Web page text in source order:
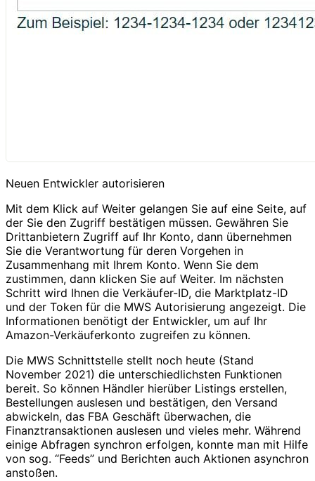
Neuen Entwickler autorisieren
Mit dem Klick auf Weiter gelangen Sie auf eine Seite, auf
der Sie den Zugriff bestätigen müssen. Gewähren Sie
Drittanbietern Zugriff auf Ihr Konto, dann übernehmen
Sie die Verantwortung für deren Vorgehen in
Zusammenhang mit Ihrem Konto. Wenn Sie dem
zustimmen, dann klicken Sie auf Weiter. Im nächsten
Schritt wird Ihnen die Verkäufer-ID, die Marktplatz-ID
und der Token für die MWS Autorisierung angezeigt. Die
Informationen benötigt der Entwickler, um auf Ihr
Amazon-Verkäuferkonto zugreifen zu können.
Die MWS Schnittstelle stellt noch heute (Stand
November 2021) die unterschiedlichsten Funktionen
bereit. So können Händler hierüber Listings erstellen,
Bestellungen auslesen und bestätigen, den Versand
abwickeln, das FBA Geschäft überwachen, die
Finanztransaktionen auslesen und vieles mehr. Während
einige Abfragen synchron erfolgen, konnte man mit Hilfe
von sog. “Feeds” und Berichten auch Aktionen asynchron
anstoßen.